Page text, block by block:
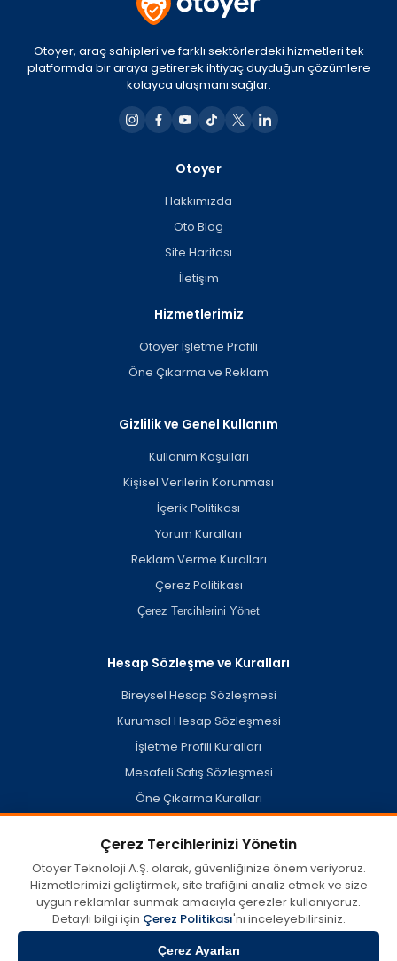
Otoyer, araç sahipleri ve farklı sektörlerdeki hizmetleri tek
platformda bir araya getirerek ihtiyaç duyduğun çözümlere
kolayca ulaşmanı sağlar.
Otoyer
Hakkımızda
Oto Blog
Site Haritası
İletişim
Hizmetlerimiz
Otoyer İşletme Profili
Öne Çıkarma ve Reklam
Gizlilik ve Genel Kullanım
Kullanım Koşulları
Kişisel Verilerin Korunması
İçerik Politikası
Yorum Kuralları
Reklam Verme Kuralları
Çerez Politikası
Çerez Tercihlerini Yönet
Hesap Sözleşme ve Kuralları
Bireysel Hesap Sözleşmesi
Kurumsal Hesap Sözleşmesi
İşletme Profili Kuralları
Mesafeli Satış Sözleşmesi
Öne Çıkarma Kuralları
otoyer.com'da kullanıcılar tarafından oluşturulan veya açık
kaynaklardan derlenen misafir işletme profilleri dahil her türlü
içerik, görüş ve bilginin doğruluğu, eksiksizliği ve yasallığına dair
tüm sorumluluk münhasıran içeriği sağlayan tarafa aittir.
Otoyer, 5651 Sayılı Kanun kapsamında 'Yer Sağlayıcı' olup; söz
Çerez Tercihlerinizi Yönetin
Otoyer Teknoloji A.Ş. olarak, güvenliğinize önem veriyoruz.
Hizmetlerimizi geliştirmek, site trafiğini analiz etmek ve size
uygun reklamlar sunmak amacıyla çerezler kullanıyoruz.
Detaylı bilgi için Çerez Politikası'nı inceleyebilirsiniz.
Çerez Ayarları